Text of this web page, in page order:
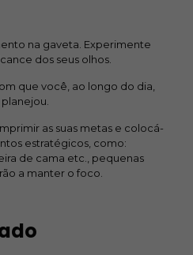
na gaveta. Experimente
dos seus olhos.
que você, ao longo do dia,
as suas metas e colocá-
estratégicos, como:
de cama etc., pequenas
a manter o foco.